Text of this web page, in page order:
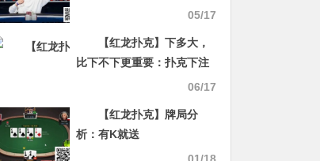
或是靠钻空子上位？大家议
05/17
【红龙扑克】下多大，
比下不下更重要：扑克下注
尺度全解，从新手到进阶的
06/17
【红龙扑克】牌局分
析：有K就送